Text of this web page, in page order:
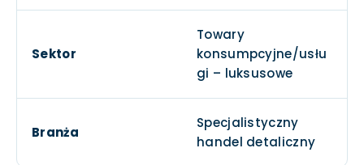
Sektor
Towary
konsumpcyjne/usłu
gi – luksusowe
Branża
Specjalistyczny
handel detaliczny